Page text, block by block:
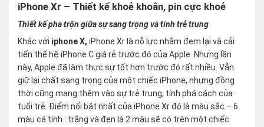
iPhone Xr – Thiết kế khoẻ khoắn, pin cực khoẻ
Thiết kế pha trộn giữa sự sang trọng và tính trẻ trung
Khác với iphone X, iPhone Xr là nỗ lực nhằm đem lại và cải
tiến thế hệ iPhone C giá rẻ trước đó của Apple. Nhưng lần
này, Apple đã làm thực sự tốt hơn trước đó rất nhiều. Vẫn
giữ lại chất sang trọng của một chiếc iPhone, nhưng đồng
thời cũng mang thêm vào sự trẻ trung, tính phá cách của
tuổi trẻ. Điểm nổi bật nhất của iPhone Xr đó là màu sắc – 6
màu cá tính : trắng và đen là 2 màu sẽ có trên một chiếc